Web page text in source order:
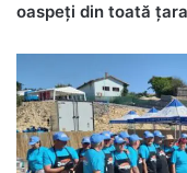
oaspeți din toată